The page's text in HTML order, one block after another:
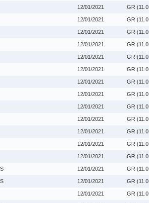
12/01/2021 GR
12/01/2021 GR
12/01/2021 GR
12/01/2021 GR
12/01/2021 GR
12/01/2021 GR
12/01/2021 GR
12/01/2021 GR
12/01/2021 GR
12/01/2021 GR
12/01/2021 GR
12/01/2021 GR
12/01/2021 GR
12/01/2021 GR
12/01/2021 GR
12/01/2021 GR